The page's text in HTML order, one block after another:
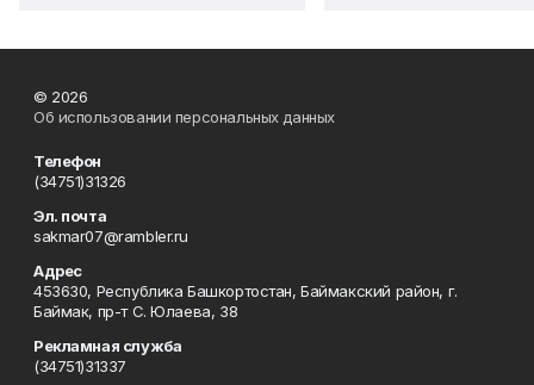
© 2026
Об использовании персональных данных
Телефон
(34751)31326
Эл. почта
sakmar07@rambler.ru
Адрес
453630, Республика Башкортостан, Баймакский район, г.
Баймак, пр-т С. Юлаева, 38
Рекламная служба
(34751)31337